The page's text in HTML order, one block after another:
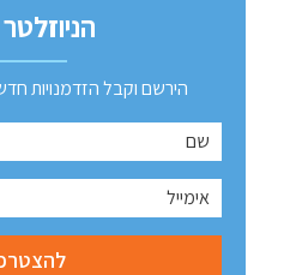
הירשם וקבל הזדמנויות